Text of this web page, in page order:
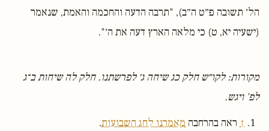
הל׳ תשובה פ״ט ה״ב), "תרבה הדעה והחכמה והאמת, שנאמר
(ישעיה יא, ט) כי מלאה הארץ דעה את ה׳".
מקורות: לקו״ש חלק כג שיחה ג׳ לפרשתנו. חלק לה שיחות ב־ג
לפ' ויגש.
↑ ראה בהרחבה מאמרנו לחג השבועות.